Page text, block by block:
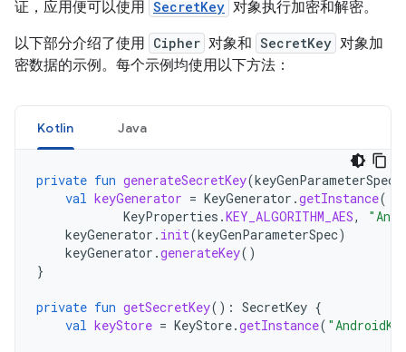
证，应用便可以使用 SecretKey 对象执行加密和解密。
以下部分介绍了使用 Cipher 对象和 SecretKey 对象加
密数据的示例。每个示例均使用以下方法：
Kotlin Java
private fun generateSecretKey(keyGenParameterSpec
val keyGenerator = KeyGenerator .getInstance(
KeyProperties .KEY_ALGORITHM_AES,
keyGenerator . init(keyGenParameterSpec)
keyGenerator .generateKey()
}
private fun getSecretKey(): SecretKey {
val keyStore = KeyStore.getInstance(